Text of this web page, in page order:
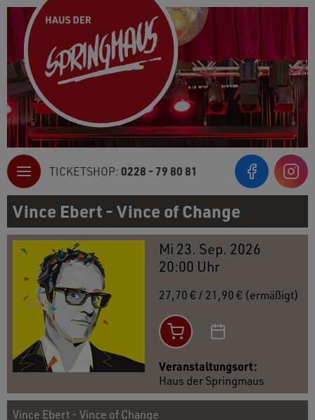
TICKETSHOP: 0228 - 79 80 81
Vince Ebert - Vince of Change
Mi 23. Sep. 2026
20:00 Uhr
27,70 € / 21,90 € (ermäßigt)
Veranstaltungsort:
Haus der Springmaus
Vince Ebert - Vince of Change